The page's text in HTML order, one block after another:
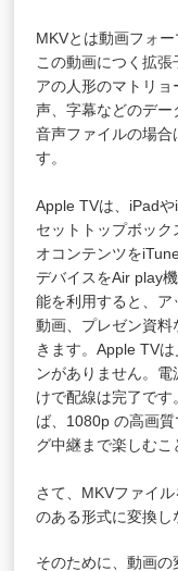
MKVとは動画フォ
この動画につく拡
アの人形のマトリ
声、字幕などのデー
音声ファイルの場
す。
Apple TVは、iPad
セットトップボッ
オコンテンツを
デバイスをAir play
能を利用すると、
動画、プレゼン資
きます。Apple TV
ンがありません。
けで配線は完了で
ば、1080p の高画
グ中継まで楽しむこ
さて、MKVファイ
のある形式に変換し
そのために、動画の